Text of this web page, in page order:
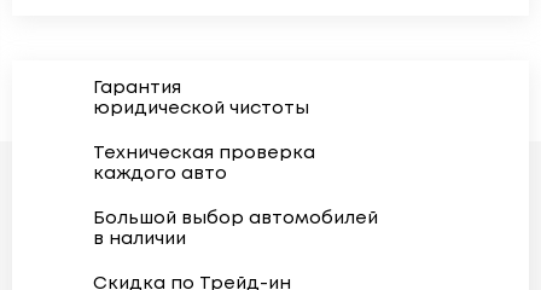
Гарантия
юридической чистоты
Техническая проверка
каждого авто
Большой выбор автомобилей
в наличии
Скидка по Трейд-ин